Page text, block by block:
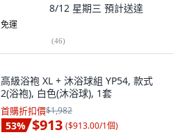
8/12 星期三 預計送達
免運
(46)
高級浴袍 XL + 沐浴球組 YP54, 款式
2(浴袍), 白色(沐浴球), 1套
首購折扣價$1,982
53% $913 ($913.00/1個)